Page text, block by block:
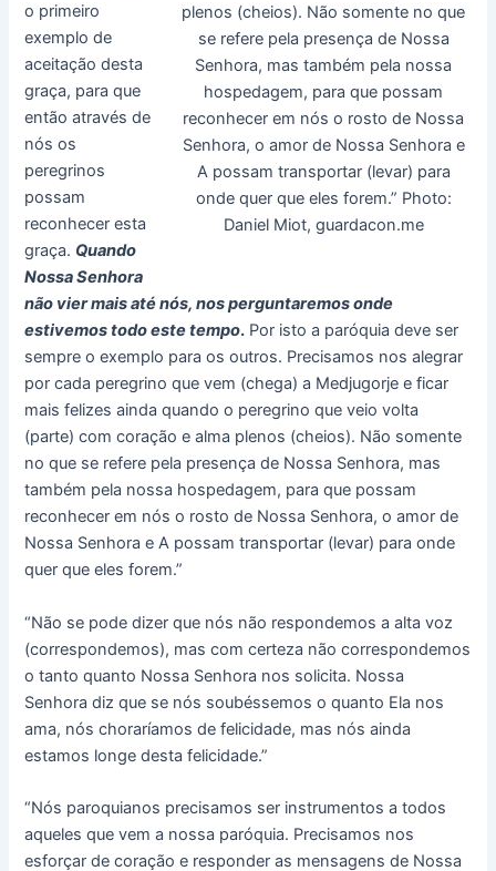
plenos (cheios). Não somente no que
se refere pela presença de Nossa
Senhora, mas também pela nossa
hospedagem, para que possam
reconhecer em nós o rosto de Nossa
Senhora, o amor de Nossa Senhora e
A possam transportar (levar) para
onde quer que eles forem.” Photo:
Daniel Miot, guardacon.me
o primeiro
exemplo de
aceitação desta
graça, para que
então através de
nós os
peregrinos
possam
reconhecer esta
graça. Quando
Nossa Senhora
não vier mais até nós, nos perguntaremos onde
estivemos todo este tempo. Por isto a paróquia deve ser
sempre o exemplo para os outros. Precisamos nos alegrar
por cada peregrino que vem (chega) a Medjugorje e ficar
mais felizes ainda quando o peregrino que veio volta
(parte) com coração e alma plenos (cheios). Não somente
no que se refere pela presença de Nossa Senhora, mas
também pela nossa hospedagem, para que possam
reconhecer em nós o rosto de Nossa Senhora, o amor de
Nossa Senhora e A possam transportar (levar) para onde
quer que eles forem.”
“Não se pode dizer que nós não respondemos a alta voz
(correspondemos), mas com certeza não correspondemos
o tanto quanto Nossa Senhora nos solicita. Nossa
Senhora diz que se nós soubéssemos o quanto Ela nos
ama, nós choraríamos de felicidade, mas nós ainda
estamos longe desta felicidade.”
“Nós paroquianos precisamos ser instrumentos a todos
aqueles que vem a nossa paróquia. Precisamos nos
esforçar de coração e responder as mensagens de Nossa